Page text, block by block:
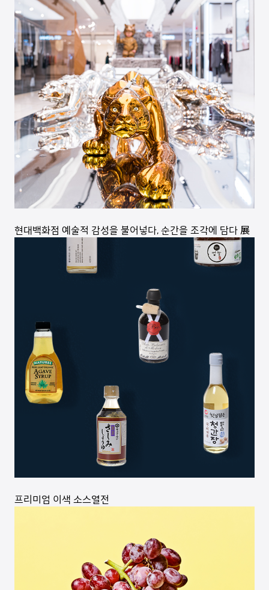
현대백화점 예술적 감성을 불어넣다, 순간을 조각에 담다 展
프리미엄 이색 소스열전